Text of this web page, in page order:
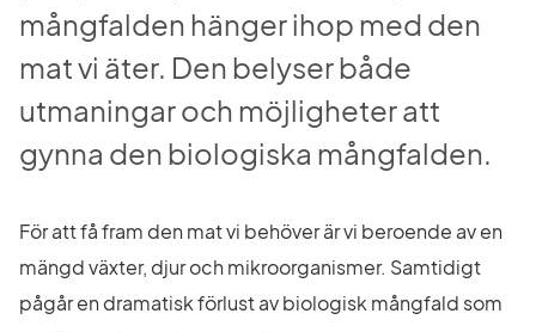
mångfalden hänger ihop med den
mat vi äter. Den belyser både
utmaningar och möjligheter att
gynna den biologiska mångfalden.
För att få fram den mat vi behöver är vi beroende av en
mängd växter, djur och mikroorganismer. Samtidigt
pågår en dramatisk förlust av biologisk mångfald som